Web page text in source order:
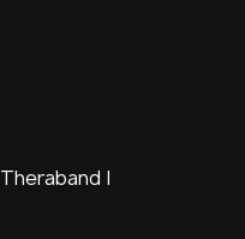
Theraband |